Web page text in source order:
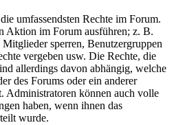
umfassendsten Rechte im Forum.
Aktion im Forum ausführen; z. B.
sperren, Benutzergruppen
vergeben usw. Die Rechte, die
allerdings davon abhängig, welche
des Forums oder ein anderer
Administratoren können auch volle
haben, wenn ihnen das
wurde.